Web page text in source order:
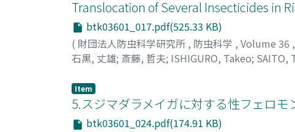
Translocation of Several Insecticides in
btk03601_017.pdf(525.33 KB)
( 財団法人防虫科学研究所 , 防虫科学 , Volume 36 ,
石黒, 丈雄; 斎藤, 哲夫; ISHIGURO, Takeo; SAITO,
Item
5.スジマダラメイガに対する性フェロ
btk03601_024.pdf(174.91 KB)